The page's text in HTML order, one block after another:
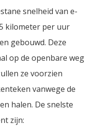
snelheid van e-
kilometer per uur
gebouwd. Deze
op de openbare weg
ze voorzien
vanwege de
halen. De snelste
zijn: